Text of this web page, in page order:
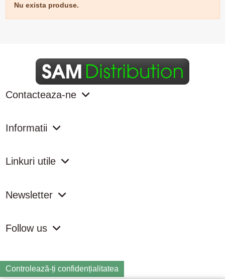
Nu exista produse.
Contacteaza-ne
Informatii
Linkuri utile
Newsletter
Follow us
Controlează-ți confidențialitatea